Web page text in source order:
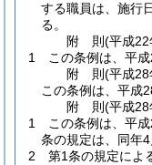
する職員は、施行
る。
附 則(平成
1
この条例は、平
附 則(平成
この条例は、平成
附 則(平成
1
この条例は、平
条の規定は、同年4
2
第1条の規定によ